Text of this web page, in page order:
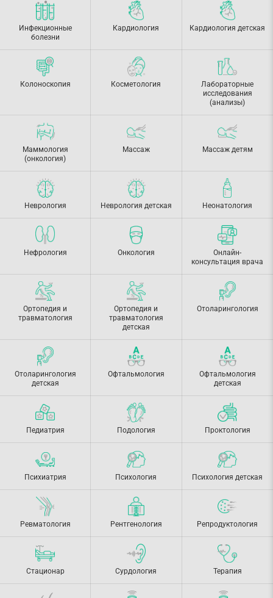
Инфекционные
болезни
Кардиология Кардиология детская
Колоноскопия Косметология
Лабораторные
исследования
(анализы)
Маммология
(онкология)
Массаж Массаж детям
Неврология Неврология детская Неонатология
Нефрология Онкология
Онлайн-
консультация врача
Ортопедия и
травматология
Ортопедия и
травматология
детская
Отоларингология
Отоларингология
детская
Офтальмология
Офтальмология
детская
Педиатрия Подология Проктология
Психиатрия Психология Психология детская
Ревматология Рентгенология Репродуктология
Стационар Сурдология Терапия